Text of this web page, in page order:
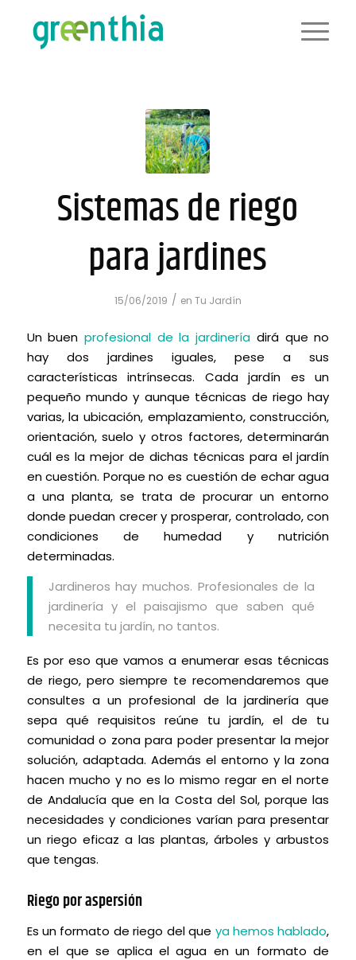
Sistemas de riego
para jardines
15/06/2019 / en Tu Jardín
Un buenprofesional de la jardinería dirá que no
hay dos jardines iguales, pese a sus
características intrínsecas. Cada jardín es un
pequeño mundo y aunque técnicas de riego hay
varias, la ubicación, emplazamiento, construcción,
orientación, suelo y otros factores, determinarán
cuál es la mejor de dichas técnicas para el jardín
en cuestión. Porque no es cuestión de echar agua
a una planta, se trata de procurar un entorno
donde puedan crecer y prosperar, controlado, con
condiciones de humedad y nutrición
determinadas.
Jardineros hay muchos. Profesionales de la
jardinería y el paisajismo que saben qué
necesita tu jardín, no tantos.
Es por eso que vamos a enumerar esas técnicas
de riego, pero siempre te recomendaremos que
consultes a un profesional de la jardinería que
sepa qué requisitos reúne tu jardín, el de tu
comunidad o zona para poder presentar la mejor
solución, adaptada. Además el entorno y la zona
hacen mucho y no es lo mismo regar en el norte
de Andalucía que en la Costa del Sol, porque las
necesidades y condiciones varían para presentar
un riego eficaz a las plantas, árboles y arbustos
que tengas.
Riego por aspersión
Es un formato de riego del que ya hemos hablado,
en el que se aplica el agua en un formato de